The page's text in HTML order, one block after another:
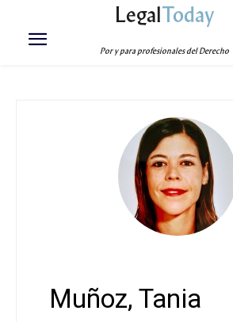
LegalToday
Por y para profesionales del Derecho
Muñoz, Tania